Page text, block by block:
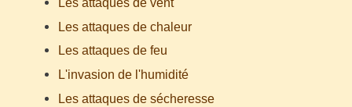
Les attaques de vent
Les attaques de chaleur
Les attaques de feu
L'invasion de l'humidité
Les attaques de sécheresse